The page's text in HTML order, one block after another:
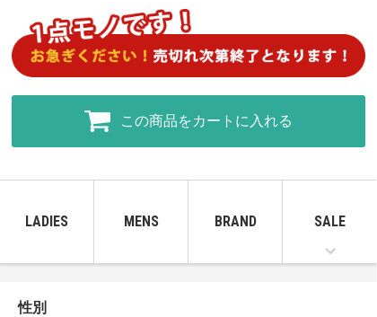
この商品をカートに入れる
LADIES MENS BRAND SALE
性別